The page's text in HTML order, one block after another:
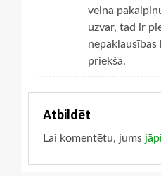
velna
uzvar, tad ir
nepaklausības
priekšā.
Atbildēt
Lai komentētu, jums